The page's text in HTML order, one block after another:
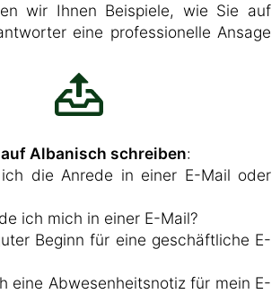
wir Ihnen Beispiele, wie Sie auf
eine professionelle Ansage
Albanisch schreiben:
die Anrede in einer E-Mail oder
ich mich in einer E-Mail?
Beginn für eine geschäftliche E-
eine Abwesenheitsnotiz für mein E-